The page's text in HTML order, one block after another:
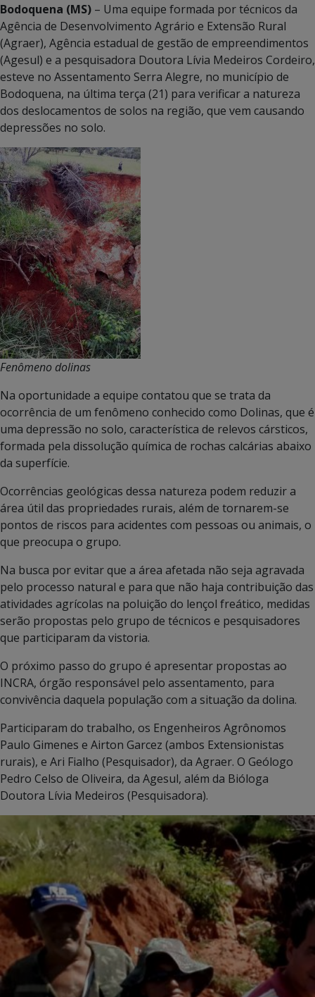
Bodoquena (MS) – Uma equipe formada por técnicos da
Agência de Desenvolvimento Agrário e Extensão Rural
(Agraer), Agência estadual de gestão de empreendimentos
(Agesul) e a pesquisadora Doutora Lívia Medeiros Cordeiro,
esteve no Assentamento Serra Alegre, no município de
Bodoquena, na última terça (21) para verificar a natureza
dos deslocamentos de solos na região, que vem causando
depressões no solo.
Fenômeno dolinas
Na oportunidade a equipe contatou que se trata da
ocorrência de um fenômeno conhecido como Dolinas, que é
uma depressão no solo, característica de relevos cársticos,
formada pela dissolução química de rochas calcárias abaixo
da superfície.
Ocorrências geológicas dessa natureza podem reduzir a
área útil das propriedades rurais, além de tornarem-se
pontos de riscos para acidentes com pessoas ou animais, o
que preocupa o grupo.
Na busca por evitar que a área afetada não seja agravada
pelo processo natural e para que não haja contribuição das
atividades agrícolas na poluição do lençol freático, medidas
serão propostas pelo grupo de técnicos e pesquisadores
que participaram da vistoria.
O próximo passo do grupo é apresentar propostas ao
INCRA, órgão responsável pelo assentamento, para
convivência daquela população com a situação da dolina.
Participaram do trabalho, os Engenheiros Agrônomos
Paulo Gimenes e Airton Garcez (ambos Extensionistas
rurais), e Ari Fialho (Pesquisador), da Agraer. O Geólogo
Pedro Celso de Oliveira, da Agesul, além da Bióloga
Doutora Lívia Medeiros (Pesquisadora).